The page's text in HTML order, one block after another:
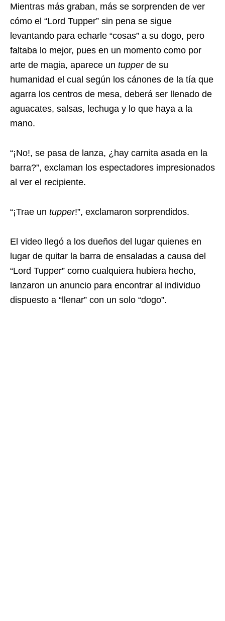
Mientras más graban, más se sorprenden de ver
cómo el “Lord Tupper” sin pena se sigue
levantando para echarle “cosas” a su dogo, pero
faltaba lo mejor, pues en un momento como por
arte de magia, aparece un tupperde su
humanidad el cual según los cánones de la tía que
agarra los centros de mesa, deberá ser llenado de
aguacates, salsas, lechuga y lo que haya a la
mano.
“¡No!, se pasa de lanza, ¿hay carnita asada en la
barra?”, exclaman los espectadores impresionados
al ver el recipiente.
“¡Trae un tupper!”, exclamaron sorprendidos.
El video llegó a los dueños del lugar quienes en
lugar de quitar la barra de ensaladas a causa del
“Lord Tupper” como cualquiera hubiera hecho,
lanzaron un anuncio para encontrar al individuo
dispuesto a “llenar” con un solo “dogo”.